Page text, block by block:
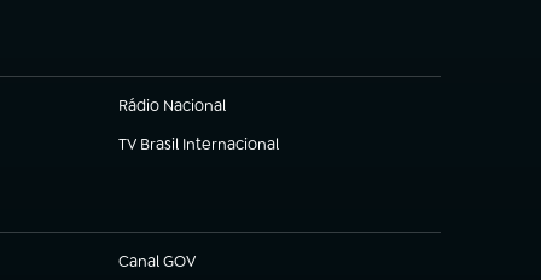
Rádio Nacional
TV Brasil Internacional
(abre em nova aba)
Canal GOV
(abre em nova aba)